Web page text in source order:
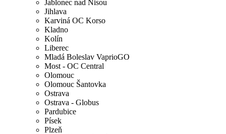
Jablonec nad Nisou
Jihlava
Karviná OC Korso
Kladno
Kolín
Liberec
Mladá Boleslav VaprioGO
Most - OC Central
Olomouc
Olomouc Šantovka
Ostrava
Ostrava - Globus
Pardubice
Písek
Plzeň